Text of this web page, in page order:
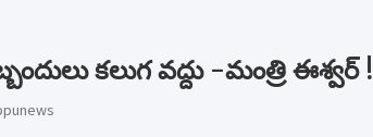
కలుగ వద్దు -మంత్రి ఈశ్వర్ !